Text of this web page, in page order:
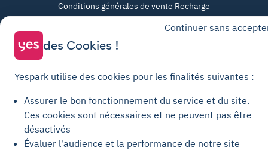
Conditions générales de vente Recharge
Politique relative aux cookies
Mentions légales
Charte de transparence
Continuer sans
des Cookies !
Yespark utilise des cookies pour les finalités suivantes :
Assurer le bon fonctionnement du service et du site.
Ces cookies sont nécessaires et ne peuvent pas être
désactivés
Évaluer l'audience et la performance de notre site